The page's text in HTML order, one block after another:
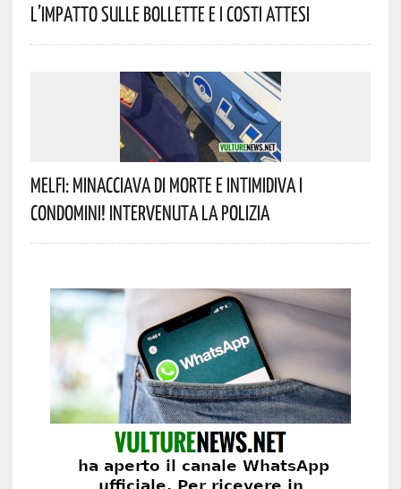
L’impatto Sulle Bollette E I Costi Attesi
Melfi: Minacciava Di Morte E Intimidiva I
Condomini! Intervenuta La Polizia